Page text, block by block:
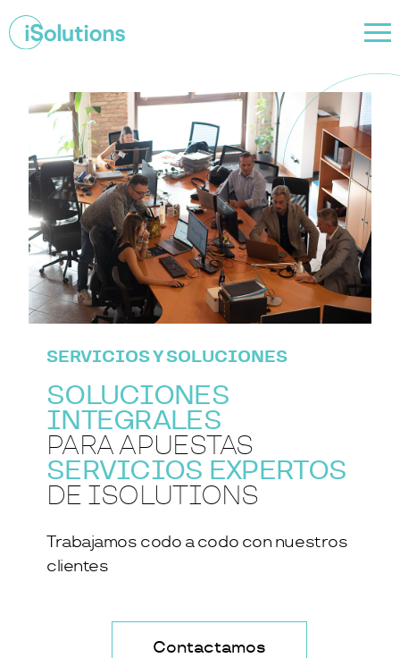
SERVICIOS Y SOLUCIONES
SOLUCIONES
INTEGRALES
PARA APUESTAS
SERVICIOS EXPERTOS
DE ISOLUTIONS
Trabajamos codo a codo con nuestros
clientes
Contactamos